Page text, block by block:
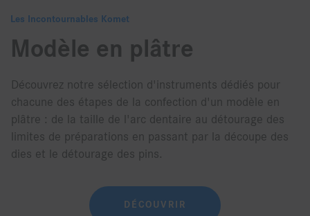
Les Incontournables Komet
Modèle en plâtre
Découvrez notre sélection d'instruments dédiés pour
chacune des étapes de la confection d'un modèle en
plâtre : de la taille de l'arc dentaire au détourage des
limites de préparations en passant par la découpe des
dies et le détourage des pins.
DÉCOUVRIR